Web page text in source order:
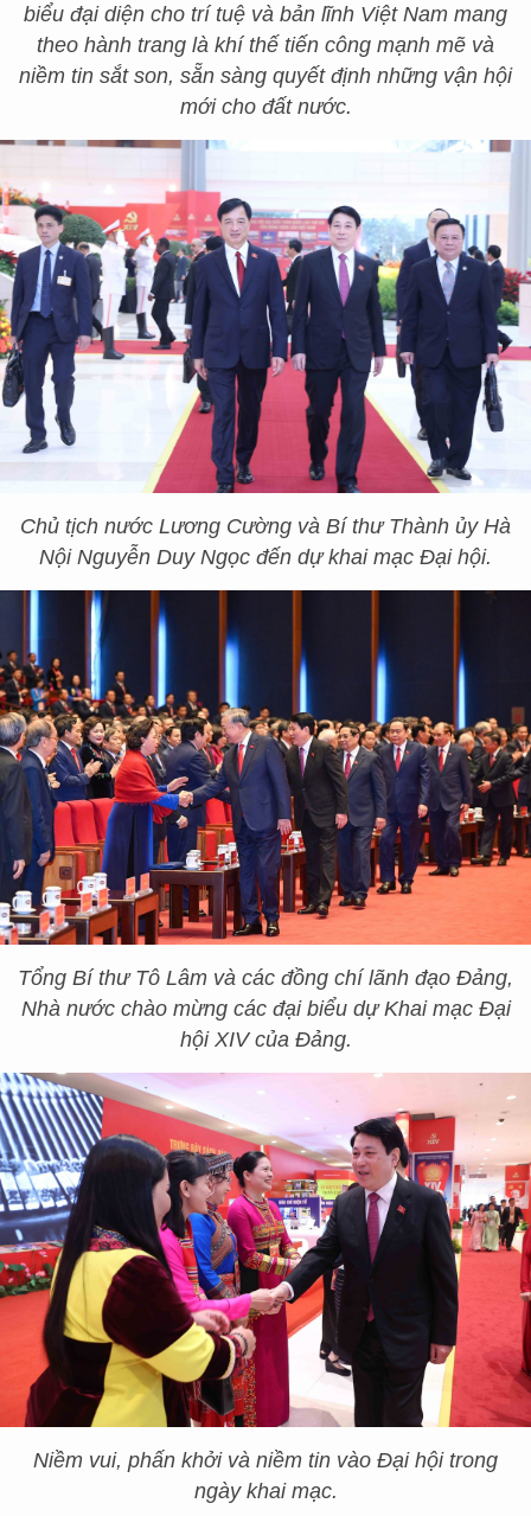
biểu đại diện cho trí tuệ và bản lĩnh Việt Nam mang
theo hành trang là khí thế tiến công mạnh mẽ và
niềm tin sắt son, sẵn sàng quyết định những vận hội
mới cho đất nước.
Chủ tịch nước Lương Cường và Bí thư Thành ủy Hà
Nội Nguyễn Duy Ngọc đến dự khai mạc Đại hội.
Tổng Bí thư Tô Lâm và các đồng chí lãnh đạo Đảng,
Nhà nước chào mừng các đại biểu dự Khai mạc Đại
hội XIV của Đảng.
Niềm vui, phấn khởi và niềm tin vào Đại hội trong
ngày khai mạc.